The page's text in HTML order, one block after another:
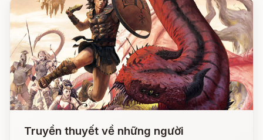
Truyền thuyết về những người